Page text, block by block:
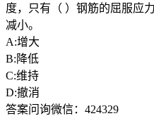
度，只有（ ）钢筋的屈服应
减小。
A:增大
B:降低
C:维持
D:撤消
答案问询微信：424329